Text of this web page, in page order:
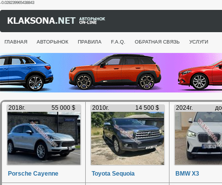
-0.028239965438843
ГЛАВНАЯ АВТОРЫНОК ПРАВИЛА F.A.Q. ОБРАТНАЯ СВЯЗЬ УСЛУГИ
2018г. 55 000 $
Porsche Cayenne
2010г. 14 500 $
Toyota Sequoia
2024г.
BMW X3